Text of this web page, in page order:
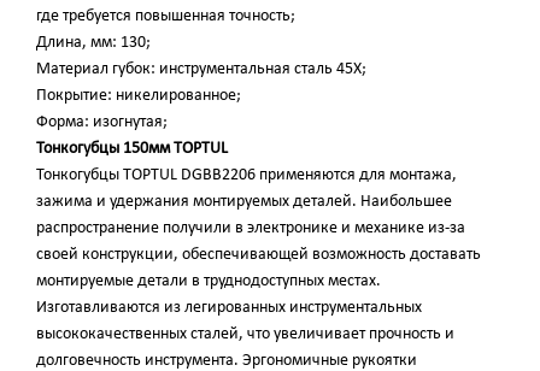
где требуется повышенная точность;
Длина, мм: 130;
Материал губок: инструментальная сталь 45Х;
Покрытие: никелированное;
Форма: изогнутая;
Тонкогубцы 150мм TOPTUL
Тонкогубцы TOPTUL DGBB2206 применяются для монтажа,
зажима и удержания монтируемых деталей. Наибольшее
распространение получили в электронике и механике из-за
своей конструкции, обеспечивающей возможность доставать
монтируемые детали в труднодоступных местах.
Изготавливаются из легированных инструментальных
высококачественных сталей, что увеличивает прочность и
долговечность инструмента. Эргономичные рукоятки